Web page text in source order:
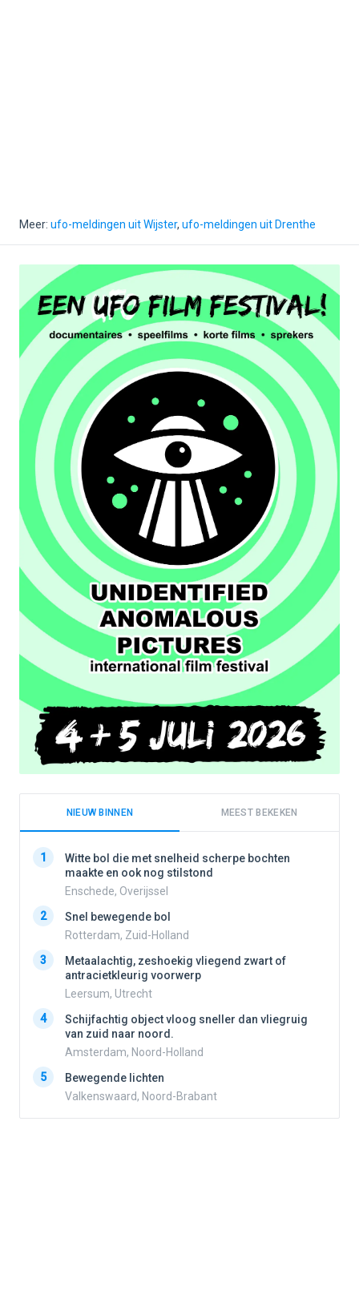
Meer: ufo-meldingen uit Wijster, ufo-meldingen uit Drenthe
NIEUW BINNEN MEEST BEKEKEN
1
Witte bol die met snelheid scherpe bochten
maakte en ook nog stilstond
Enschede, Overijssel
2
Snel bewegende bol
Rotterdam, Zuid-Holland
3
Metaalachtig, zeshoekig vliegend zwart of
antracietkleurig voorwerp
Leersum, Utrecht
4
Schijfachtig object vloog sneller dan vliegruig
van zuid naar noord.
Amsterdam, Noord-Holland
5
Bewegende lichten
Valkenswaard, Noord-Brabant